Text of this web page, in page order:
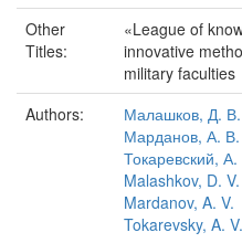
Other
Titles:
«League of
innovative
military faculties
Authors:
Малашков, Д. В.
Марданов, А. В.
Токаревский,
Malashkov, D. V.
Mardanov, A. V.
Tokarevsky, A. V.